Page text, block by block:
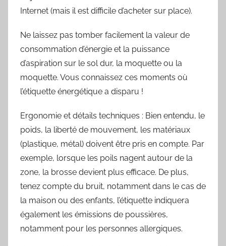
Internet (mais il est difficile d’acheter sur place).
Ne laissez pas tomber facilement la valeur de
consommation d’énergie et la puissance
d’aspiration sur le sol dur, la moquette ou la
moquette. Vous connaissez ces moments où
l’étiquette énergétique a disparu !
Ergonomie et détails techniques : Bien entendu, le
poids, la liberté de mouvement, les matériaux
(plastique, métal) doivent être pris en compte. Par
exemple, lorsque les poils nagent autour de la
zone, la brosse devient plus efficace. De plus,
tenez compte du bruit, notamment dans le cas de
la maison ou des enfants, l’étiquette indiquera
également les émissions de poussières,
notamment pour les personnes allergiques.